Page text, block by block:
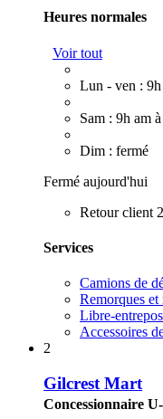
Heures normales
Voir tout
Lun - ven :
Sam : 9h am
Dim : fermé
Fermé aujourd'hui
Retour client
Services
Camions de
Remorques et
Libre-
Accessoires
2
Gilcrest Mart
Concessionnaire